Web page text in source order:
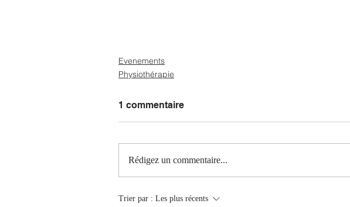
Evenements
Physiothérapie
1 commentaire
Rédigez un commentaire...
Trier par : Les plus récents